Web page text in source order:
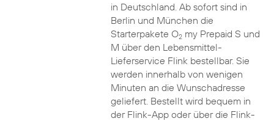
in Deutschland. Ab sofort sind in
Berlin und München die
Starterpakete O2my Prepaid S und
M über den Lebensmittel-
Lieferservice Flink bestellbar. Sie
werden innerhalb von wenigen
Minuten an die Wunschadresse
geliefert. Bestellt wird bequem in
der Flink-App oder über die Flink-